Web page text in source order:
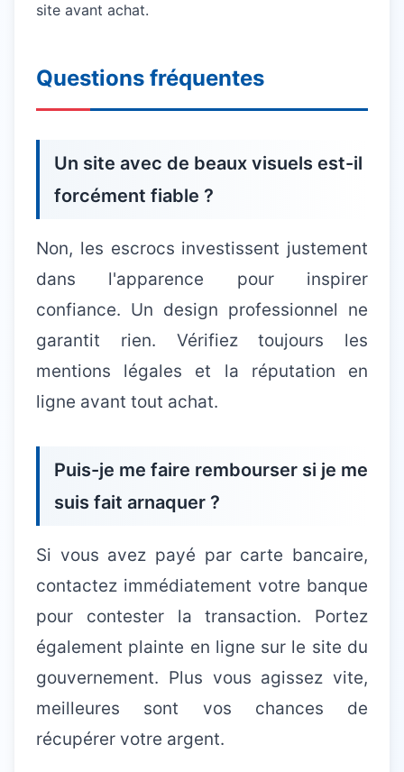
site avant achat.
Questions fréquentes
Un site avec de beaux visuels est-il
forcément fiable ?
Non, les escrocs investissent justement
dans l'apparence pour inspirer
confiance. Un design professionnel ne
garantit rien. Vérifiez toujours les
mentions légales et la réputation en
ligne avant tout achat.
Puis-je me faire rembourser si je me
suis fait arnaquer ?
Si vous avez payé par carte bancaire,
contactez immédiatement votre banque
pour contester la transaction. Portez
également plainte en ligne sur le site du
gouvernement. Plus vous agissez vite,
meilleures sont vos chances de
récupérer votre argent.